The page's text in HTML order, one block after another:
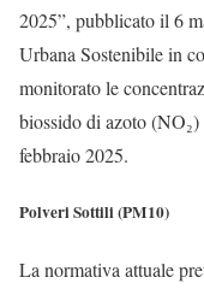
2025”, pubblicato il 6
Urbana Sostenibile in
monitorato le
biossido di azoto
febbraio 2025.
Polveri Sottili (PM10)
La normativa attuale